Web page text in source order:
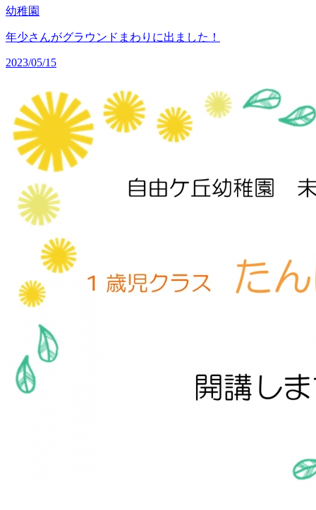
幼稚園
年少さんがグラウンドまわりに出ました！
2023/05/15